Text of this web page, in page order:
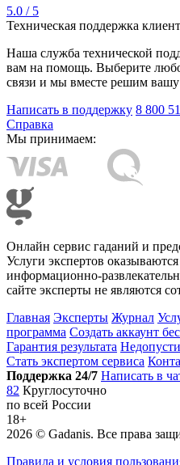
5.0 / 5
Техническая поддержка
Наша служба технической
вам на помощь. Выберите
связи и мы вместе решим
Написать в поддержку 8 800
Справка
Мы принимаем:
Онлайн сервис гаданий и
Услуги экспертов
информационно-
сайте эксперты не являются
Главная Эксперты Журнал
программа Создать аккаунт
Гарантия результата
Стать экспертом сервиса
Поддержка 24/7 Написать в
82 Круглосуточно
по всей России
18+
2026 © Gadanis. Все права
Правила и условия